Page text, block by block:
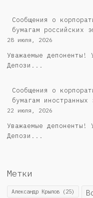
Cообщения о
бумагам российских
28 июля, 2026
Уважаемые
Депози...
Сообщения о
бумагам иностранных
22 июля, 2026
Уважаемые
Депози...
Метки
Александр Крылов (25)